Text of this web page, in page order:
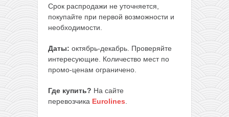
Срок распродажи не уточняется,
покупайте при первой возможности и
необходимости.
Даты: октябрь-декабрь. Проверяйте
интересующие. Количество мест по
промо-ценам ограничено.
Где купить? На сайте
перевозчика Eurolines